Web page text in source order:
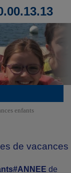
enfants
de vacances
de